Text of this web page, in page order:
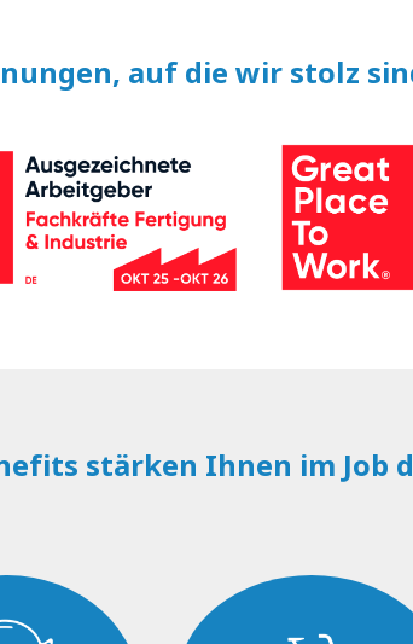
auf die wir stolz
stärken Ihnen im Job